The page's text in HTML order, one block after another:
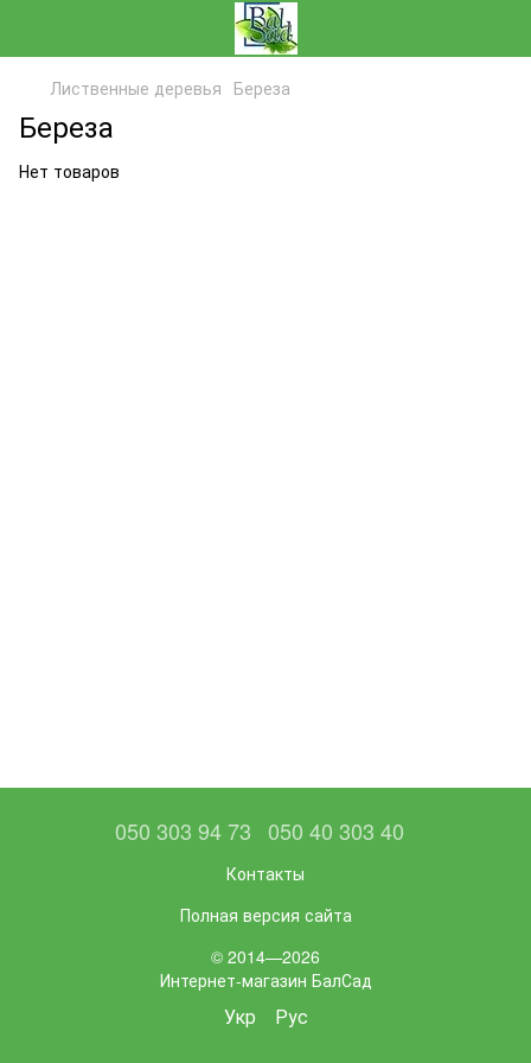
Лиственные деревья Береза
Береза
Нет товаров
050 303 94 73 050 40 303 40
Контакты
Полная версия сайта
© 2014—2026
Интернет-магазин БалСад
Укр Рус